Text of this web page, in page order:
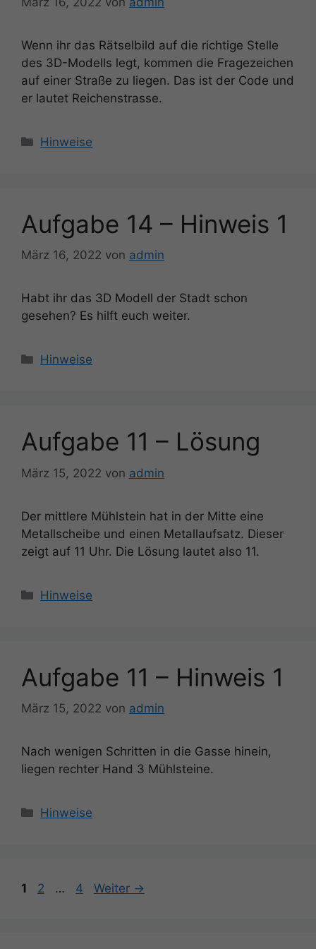
Wenn ihr das Rätselbild auf die richtige Stelle
des 3D-Modells legt, kommen die Fragezeichen
auf einer Straße zu liegen. Das ist der Code und
er lautet Reichenstrasse.
Kategorien
Hinweise
Aufgabe 14 – Hinweis 1
März 16, 2022 von admin
Habt ihr das 3D Modell der Stadt schon
gesehen? Es hilft euch weiter.
Kategorien
Hinweise
Aufgabe 11 – Lösung
März 15, 2022 von admin
Der mittlere Mühlstein hat in der Mitte eine
Metallscheibe und einen Metallaufsatz. Dieser
zeigt auf 11 Uhr. Die Lösung lautet also 11.
Kategorien
Hinweise
Aufgabe 11 – Hinweis 1
März 15, 2022 von admin
Nach wenigen Schritten in die Gasse hinein,
liegen rechter Hand 3 Mühlsteine.
Kategorien
Hinweise
Seite
1 Seite
2 … Seite
4 Weiter →